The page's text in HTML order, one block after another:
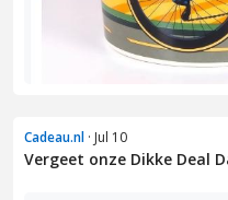
Cadeau.nl · Jul 10
Vergeet onze Dikke Deal